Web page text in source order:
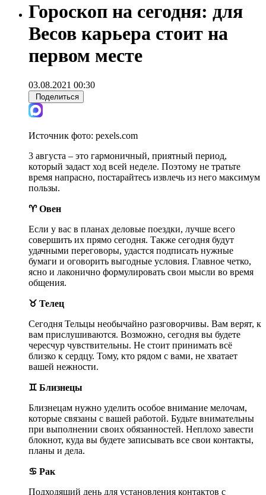
Гороскоп на сегодня: для
Весов карьера стоит на
первом месте
03.08.2021 00:30
Поделиться
Источник фото: pexels.com
3 августа – это гармоничный, приятный период,
который задаст ход всей неделе. Поэтому не тратьте
время напрасно, постарайтесь извлечь из него максимум
пользы.
♈ Овен
Если у вас в планах деловые поездки, лучше всего
совершить их прямо сегодня. Также сегодня будут
удачными переговоры, удастся подписать нужные
бумаги и оговорить выгодные условия. Главное четко,
ясно и лаконично формулировать свои мысли во время
общения.
♉ Телец
Сегодня Тельцы необычайно разговорчивы. Вам верят, к
вам прислушиваются. Возможно, сегодня вы будете
чересчур чувствительны. Не стоит принимать всё
близко к сердцу. Тому, кто рядом с вами, не хватает
вашей нежности.
♊ Близнецы
Близнецам нужно уделить особое внимание мелочам,
которые связаны с вашей работой. Будьте внимательны
при выполнении своих обязанностей. Неплохо завести
блокнот, куда вы будете записывать все свои контакты,
планы и дела.
♋ Рак
Подходящий день для установления контактов с